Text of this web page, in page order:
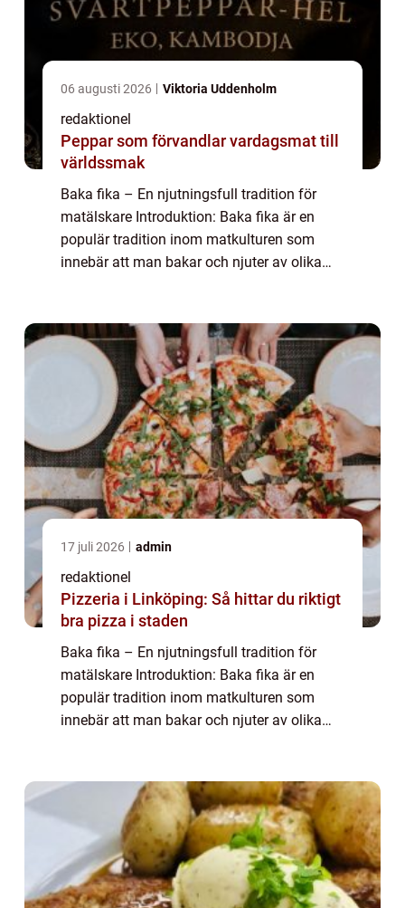
06 augusti 2026 Viktoria Uddenholm
redaktionel
Peppar som förvandlar vardagsmat till
världssmak
Baka fika – En njutningsfull tradition för
matälskare Introduktion: Baka fika är en
populär tradition inom matkulturen som
innebär att man bakar och njuter av olika
17 juli 2026 admin
redaktionel
Pizzeria i Linköping: Så hittar du riktigt
bra pizza i staden
Baka fika – En njutningsfull tradition för
matälskare Introduktion: Baka fika är en
populär tradition inom matkulturen som
innebär att man bakar och njuter av olika